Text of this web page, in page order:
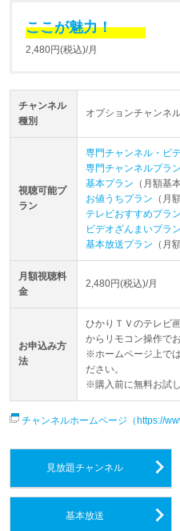
ここが魅力！
2,480円(税込)/月
チャンネル
種別
オプションチャンネ
視聴可能プ
ラン
専門チャンネル・ビ
専門チャンネルプラン
基本プラン （月額基
お値うちプラン （月
テレビおすすめプラン
ビデオざんまいプラン
基本放送プラン （月
月額視聴料
金
2,480円(税込)/月
お申込み方
法
ひかりＴＶのテレビ
からリモコン操作で
※ホームページ上で
ださい。
※購入前に無料お試
チャンネルホームページ（https://
見放題チャンネル
基本放送